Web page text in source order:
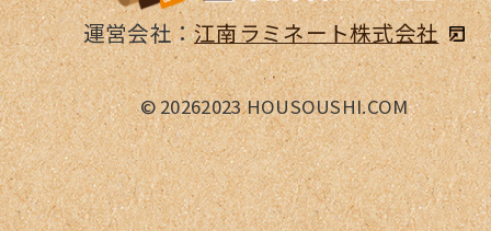
運営会社：江南ラミネート株式会社
©20262023 HOUSOUSHI.COM